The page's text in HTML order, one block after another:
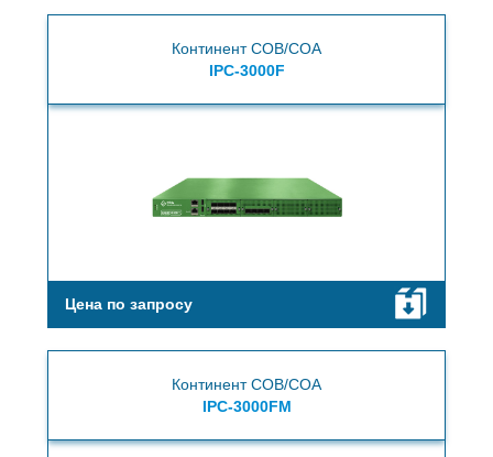
Континент СОВ/СОА
IPC-3000F
Цена по запросу
Континент СОВ/СОА
IPC-3000FM